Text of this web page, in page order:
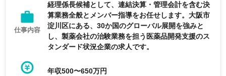
仕事内容
経理係長候補として、連結決算・管理会計を含む決
算業務全般とメンバー指導をお任せします。大阪市
淀川区にある、30か国のグローバル展開を強みと
し、製薬会社の治験業務を担う医薬品開発支援のス
タンダード状況企業の求人です。
年収500〜650万円